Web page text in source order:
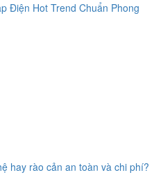
Điện Hot Trend Chuẩn Phong
hay rào cản an toàn và chi phí?